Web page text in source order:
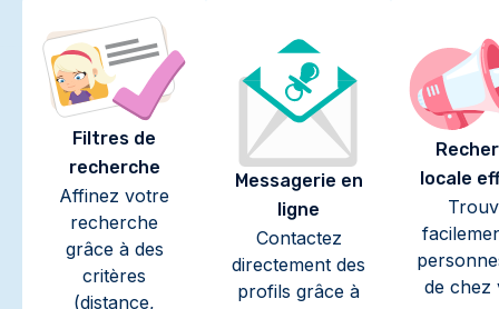
Filtres de
recherche
Affinez votre
recherche
grâce à des
critères
(distance,
Messagerie en
ligne
Contactez
directement des
profils grâce à
locale
de chez